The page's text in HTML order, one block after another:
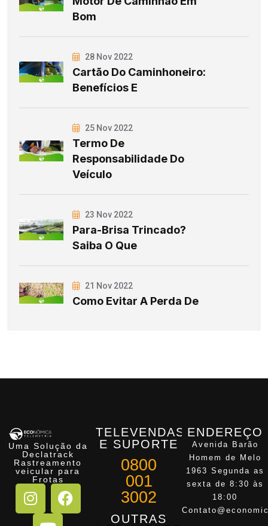
Bom
28 Nov 2022
Cartão Do Caminhoneiro:
Benefícios E
25 Nov 2022
Termo De
Responsabilidade Do
Veículo
23 Nov 2022
Para-Brisa Trincado?
Saiba O Que
21 Nov 2022
Como Evitar A Perda De
Uma Solução da
Declatrack
Rastreamento
veicular para
Frotas
TELEVENDAS
E SUPORTE
0800
001
3002
OUTRAS
ENDEREÇO
Avenida Barão
Homem de Melo
1963 Segunda as
sexta de 8:30 às
18:00